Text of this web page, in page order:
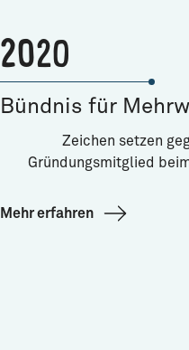
2020
Bündnis für
Zeichen setzen
Gründungsmitglied
Mehr erfahren